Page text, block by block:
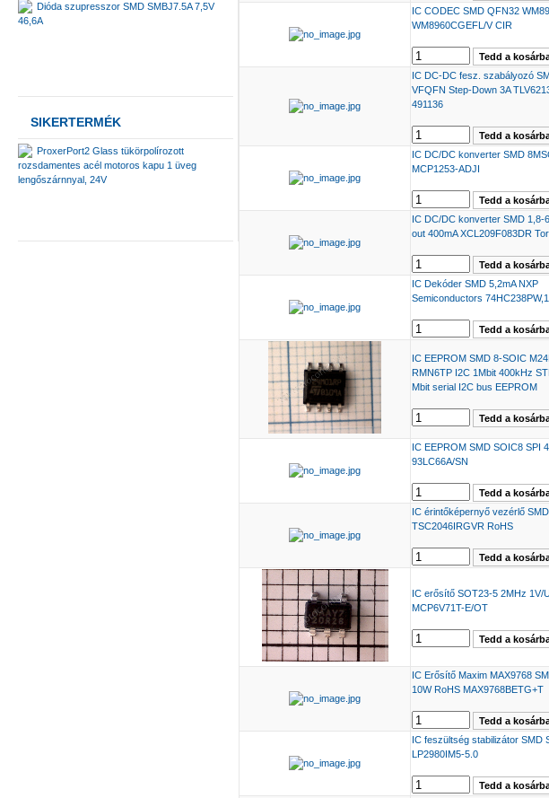
Dióda szupresszor SMD SMBJ7.5A 7,5V
46,6A
SIKERTERMÉK
ProxerPort2 Glass tükörpolírozott
rozsdamentes acél motoros kapu 1 üveg
lengőszárnnyal, 24V
IC CODEC SMD QFN32
WM8960CGEFL/V CIR
IC DC-DC fesz. szabályozó
VFQFN Step-Down 3A
491136
IC DC/DC konverter SMD
MCP1253-ADJI
IC DC/DC konverter SMD 1,8-
out 400mA XCL209F083DR
IC Dekóder SMD 5,2mA NXP
Semiconductors
IC EEPROM SMD 8-SOIC
RMN6TP I2C 1Mbit 400kHz
Mbit serial I2C bus EEPROM
IC EEPROM SMD SOIC8 SPI
93LC66A/SN
IC érintőképernyő vezérlő
TSC2046IRGVR RoHS
IC erősítő SOT23-5 2MHz 1V/
MCP6V71T-E/OT
IC Erősítő Maxim MAX9768
10W RoHS MAX9768BETG+T
IC feszültség stabilizátor SMD
LP2980IM5-5.0